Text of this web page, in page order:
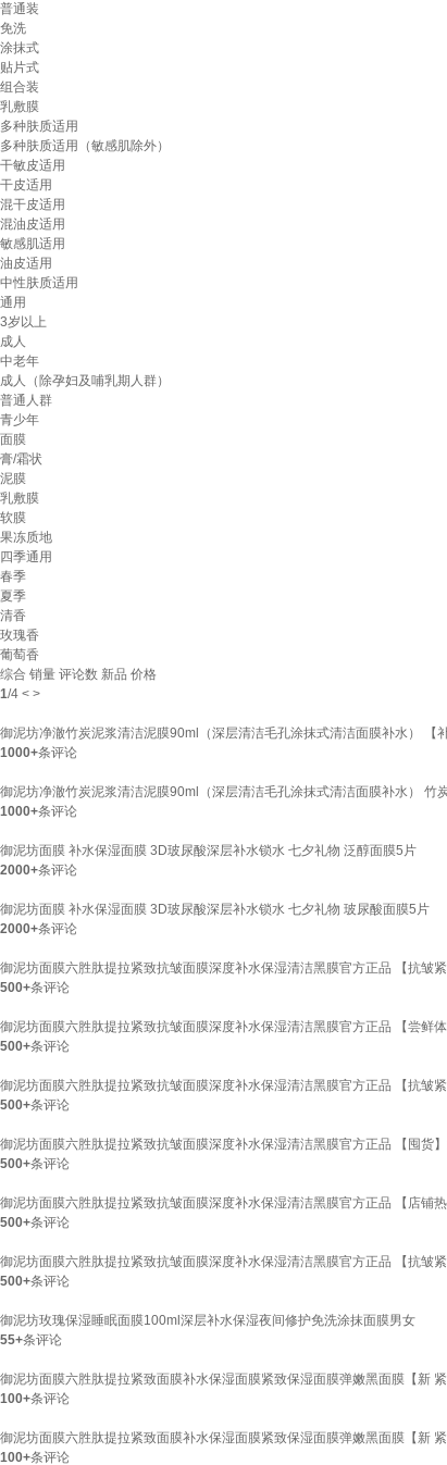
普通装
免洗
涂抹式
贴片式
组合装
乳敷膜
多种肤质适用
多种肤质适用（敏感肌除外）
干敏皮适用
干皮适用
混干皮适用
混油皮适用
敏感肌适用
油皮适用
中性肤质适用
通用
3岁以上
成人
中老年
成人（除孕妇及哺乳期人群）
普通人群
青少年
面膜
膏/霜状
泥膜
乳敷膜
软膜
果冻质地
四季通用
春季
夏季
清香
玫瑰香
葡萄香
综合 销量 评论数 新品 价格
1/4 < >
御泥坊净澈竹炭泥浆清洁泥膜90ml（深层清洁毛孔涂抹式清洁面膜补水） 【
1000+条评论
御泥坊净澈竹炭泥浆清洁泥膜90ml（深层清洁毛孔涂抹式清洁面膜补水） 竹
1000+条评论
御泥坊面膜 补水保湿面膜 3D玻尿酸深层补水锁水 七夕礼物 泛醇面膜5片
2000+条评论
御泥坊面膜 补水保湿面膜 3D玻尿酸深层补水锁水 七夕礼物 玻尿酸面膜5片
2000+条评论
御泥坊面膜六胜肽提拉紧致抗皱面膜深度补水保湿清洁黑膜官方正品 【抗皱
500+条评论
御泥坊面膜六胜肽提拉紧致抗皱面膜深度补水保湿清洁黑膜官方正品 【尝鲜
500+条评论
御泥坊面膜六胜肽提拉紧致抗皱面膜深度补水保湿清洁黑膜官方正品 【抗皱
500+条评论
御泥坊面膜六胜肽提拉紧致抗皱面膜深度补水保湿清洁黑膜官方正品 【囤货
500+条评论
御泥坊面膜六胜肽提拉紧致抗皱面膜深度补水保湿清洁黑膜官方正品 【店铺
500+条评论
御泥坊面膜六胜肽提拉紧致抗皱面膜深度补水保湿清洁黑膜官方正品 【抗皱
500+条评论
御泥坊玫瑰保湿睡眠面膜100ml深层补水保湿夜间修护免洗涂抹面膜男女
55+条评论
御泥坊面膜六胜肽提拉紧致面膜补水保湿面膜紧致保湿面膜弹嫩黑面膜【新
100+条评论
御泥坊面膜六胜肽提拉紧致面膜补水保湿面膜紧致保湿面膜弹嫩黑面膜【新
100+条评论